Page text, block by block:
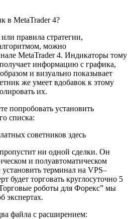
правила стратегии,
можно
MetaTrader 4. Индикаторы тому
информацию с графика,
и визуально показывает
же умеет вдобавок к этому
их.
попробовать установить
списка:
советников здесь
ни одной сделки. Он
и полуавтоматическом
терминал на VPS–
будет торговать круглосуточно 5
роботы для Форекс” мы
экспертах.
файла с расширением: